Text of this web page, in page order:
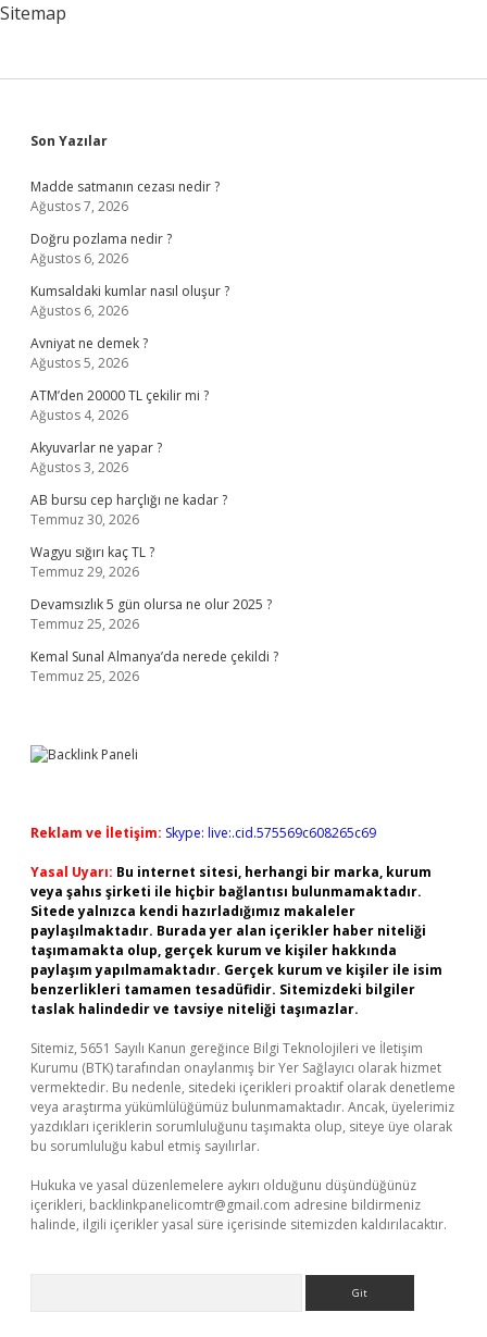
Sitemap
Sidebar
Son Yazılar
Madde satmanın cezası nedir ?
Ağustos 7, 2026
Doğru pozlama nedir ?
Ağustos 6, 2026
Kumsaldaki kumlar nasıl oluşur ?
Ağustos 6, 2026
Avniyat ne demek ?
Ağustos 5, 2026
ATM’den 20000 TL çekilir mi ?
Ağustos 4, 2026
Akyuvarlar ne yapar ?
Ağustos 3, 2026
AB bursu cep harçlığı ne kadar ?
Temmuz 30, 2026
Wagyu sığırı kaç TL ?
Temmuz 29, 2026
Devamsızlık 5 gün olursa ne olur 2025 ?
Temmuz 25, 2026
Kemal Sunal Almanya’da nerede çekildi ?
Temmuz 25, 2026
Reklam ve İletişim: Skype: live:.cid.575569c608265c69
Yasal Uyarı: Bu internet sitesi, herhangi bir marka, kurum
veya şahıs şirketi ile hiçbir bağlantısı bulunmamaktadır.
Sitede yalnızca kendi hazırladığımız makaleler
paylaşılmaktadır. Burada yer alan içerikler haber niteliği
taşımamakta olup, gerçek kurum ve kişiler hakkında
paylaşım yapılmamaktadır. Gerçek kurum ve kişiler ile isim
benzerlikleri tamamen tesadüfidir. Sitemizdeki bilgiler
taslak halindedir ve tavsiye niteliği taşımazlar.
Sitemiz, 5651 Sayılı Kanun gereğince Bilgi Teknolojileri ve İletişim
Kurumu (BTK) tarafından onaylanmış bir Yer Sağlayıcı olarak hizmet
vermektedir. Bu nedenle, sitedeki içerikleri proaktif olarak denetleme
veya araştırma yükümlülüğümüz bulunmamaktadır. Ancak, üyelerimiz
yazdıkları içeriklerin sorumluluğunu taşımakta olup, siteye üye olarak
bu sorumluluğu kabul etmiş sayılırlar.
Hukuka ve yasal düzenlemelere aykırı olduğunu düşündüğünüz
içerikleri, backlinkpanelicomtr@gmail.com adresine bildirmeniz
halinde, ilgili içerikler yasal süre içerisinde sitemizden kaldırılacaktır.